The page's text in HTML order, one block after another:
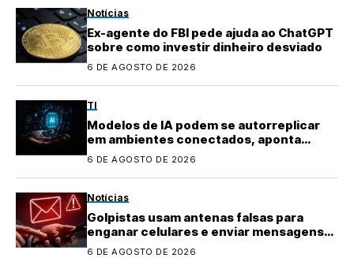
Notícias
Ex-agente do FBI pede ajuda ao ChatGPT
sobre como investir dinheiro desviado
6 DE AGOSTO DE 2026
TI
Modelos de IA podem se autorreplicar
em ambientes conectados, aponta
pesquisa
6 DE AGOSTO DE 2026
Notícias
Golpistas usam antenas falsas para
enganar celulares e enviar mensagens
fraudulentas
6 DE AGOSTO DE 2026